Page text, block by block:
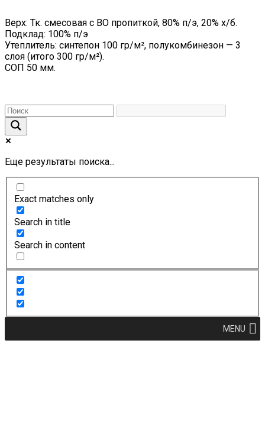
Верх: Тк. смесовая с ВО пропиткой, 80% п/э, 20% х/б.
Подклад: 100% п/э
Утеплитель: синтепон 100 гр/м², полукомбинезон — 3
слоя (итого 300 гр/м²).
СОП 50 мм.
Еще результаты поиска...
Exact matches only
Search in title
Search in content
MENU